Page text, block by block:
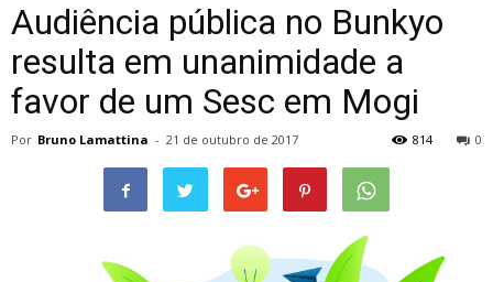
Audiência pública no Bunkyo
resulta em unanimidade a
favor de um Sesc em Mogi
Por Bruno Lamattina - 21 de outubro de 2017 0
814